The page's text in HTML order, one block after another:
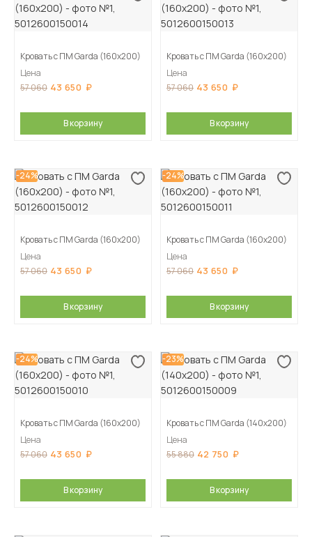
Кровать с ПМ Garda (160х200)
Цена
57 060 43 650
В корзину
Кровать с ПМ Garda (160х200)
Цена
57 060 43 650
В корзину
-24%
Кровать с ПМ Garda (160х200)
Цена
57 060 43 650
В корзину
-24%
Кровать с ПМ Garda (160х200)
Цена
57 060 43 650
В корзину
-24%
Кровать с ПМ Garda (160х200)
Цена
57 060 43 650
В корзину
-23%
Кровать с ПМ Garda (140х200)
Цена
55 880 42 750
В корзину